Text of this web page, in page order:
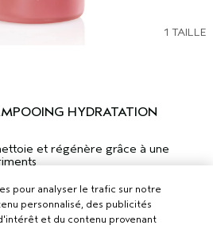
1 TAILLE
HYDRATATION
et régénère grâce à une
pour analyser le trafic sur notre
personnalisé, des publicités
et du contenu provenant